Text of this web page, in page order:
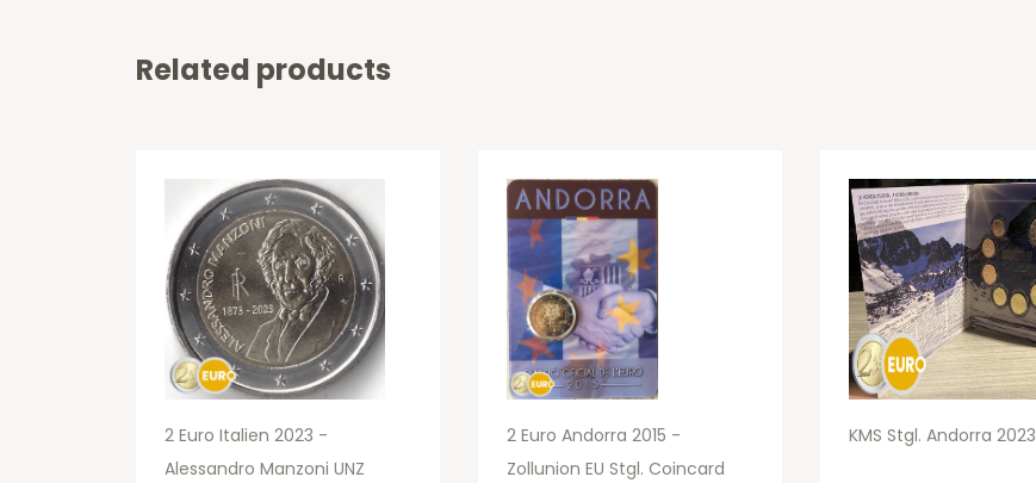
Related products
2 Euro Italien 2023 -
Alessandro Manzoni UNZ
2 Euro Andorra 2015 -
Zollunion EU Stgl. Coincard
KMS Stgl. Andorra 2023